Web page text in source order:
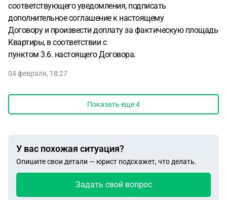
соответствующего уведомления, подписать
дополнительное соглашение к настоящему
Договору и произвести доплату за фактическую площадь
Квартиры, в соответствии с
пунктом 3.6. настоящего Договора.
04 февраля, 18:27
Показать еще4
У вас похожая ситуация?
Опишите свои детали — юрист подскажет, что делать.
Задать свой вопрос